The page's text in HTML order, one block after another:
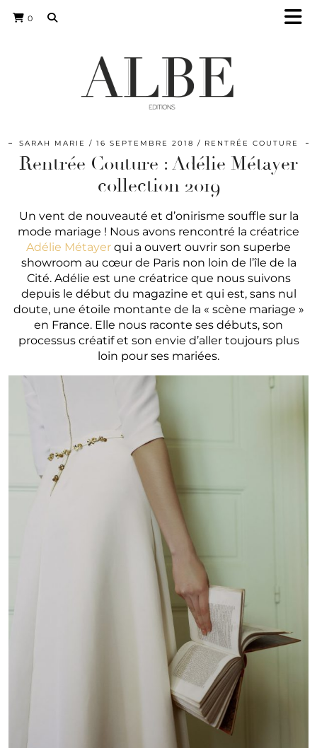
0
SARAH MARIE 16 SEPTEMBRE 2018 RENTRÉE COUTURE
Rentrée Couture : Adélie Métayer
collection 2019
Un vent de nouveauté et d’onirisme souffle sur la
mode mariage ! Nous avons rencontré la créatrice
Adélie Métayer qui a ouvert ouvrir son superbe
showroom au cœur de Paris non loin de l’île de la
Cité. Adélie est une créatrice que nous suivons
depuis le début du magazine et qui est, sans nul
doute, une étoile montante de la « scène mariage »
en France. Elle nous raconte ses débuts, son
processus créatif et son envie d’aller toujours plus
loin pour ses mariées.